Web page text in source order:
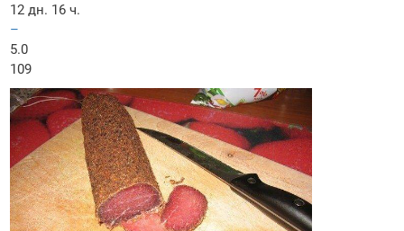
12 дн. 16 ч.
–
5.0
109